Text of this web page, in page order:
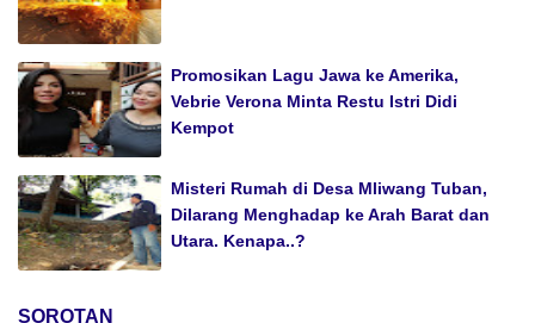
Promosikan Lagu Jawa ke Amerika,
Vebrie Verona Minta Restu Istri Didi
Kempot
Misteri Rumah di Desa Mliwang Tuban,
Dilarang Menghadap ke Arah Barat dan
Utara. Kenapa..?
SOROTAN